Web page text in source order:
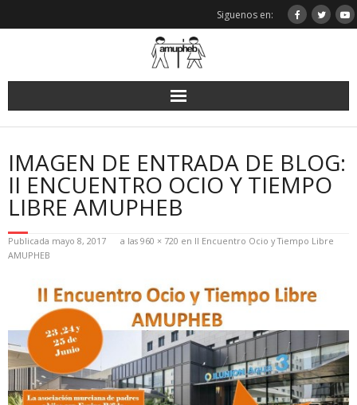
Siguenos en:
IMAGEN DE ENTRADA DE BLOG:
II ENCUENTRO OCIO Y TIEMPO
LIBRE AMUPHEB
Publicada mayo 8, 2017 a las 960 × 720 en II Encuentro Ocio y Tiempo Libre
AMUPHEB